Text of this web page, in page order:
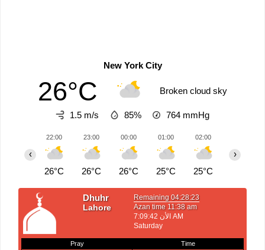
New York City
26°C Broken cloud sky
1.5 m/s 85% 764 mmHg
22:00
26°C
23:00
26°C
00:00
26°C
01:00
25°C
02:00
25°C
‹ ›